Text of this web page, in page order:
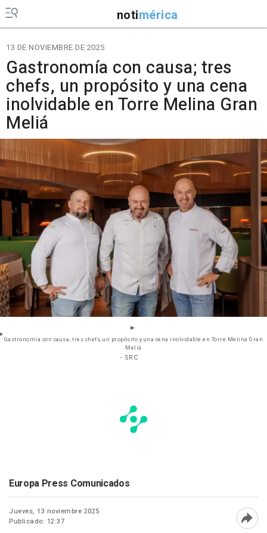
notimérica
13 DE NOVIEMBRE DE 2025
Gastronomía con causa; tres
chefs, un propósito y una cena
inolvidable en Torre Melina Gran
Meliá
Gastronomía con causa; tres chefs, un propósito y una cena inolvidable en Torre Melina Gran
Meliá
- SRC
Europa Press Comunicados
Jueves, 13 noviembre 2025
Publicado: 12:37